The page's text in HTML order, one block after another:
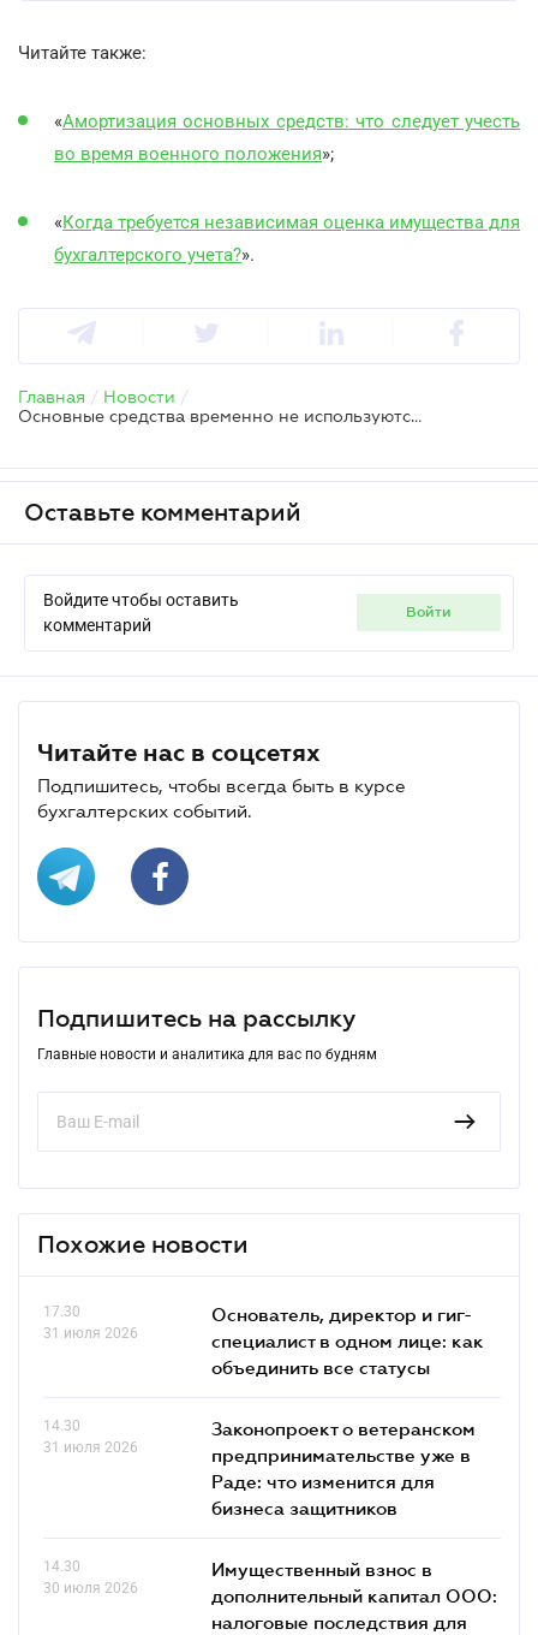
Читайте также:
«Амортизация основных средств: что следует учесть
во время военного положения»;
«Когда требуется независимая оценка имущества для
бухгалтерского учета?».
Главная / Новости /
Основные средства временно не используются в связи с простоем: что с амортизацией
Оставьте комментарий
Войдите чтобы оставить
комментарий
войти
Читайте нас в соцсетях
Подпишитесь, чтобы всегда быть в курсе
бухгалтерских событий.
Подпишитесь на рассылку
Главные новости и аналитика для вас по будням
Похожие новости
17.30
31 июля 2026
Основатель, директор и гиг-
специалист в одном лице: как
объединить все статусы
14.30
31 июля 2026
Законопроект о ветеранском
предпринимательстве уже в
Раде: что изменится для
бизнеса защитников
14.30
30 июля 2026
Имущественный взнос в
дополнительный капитал ООО:
налоговые последствия для